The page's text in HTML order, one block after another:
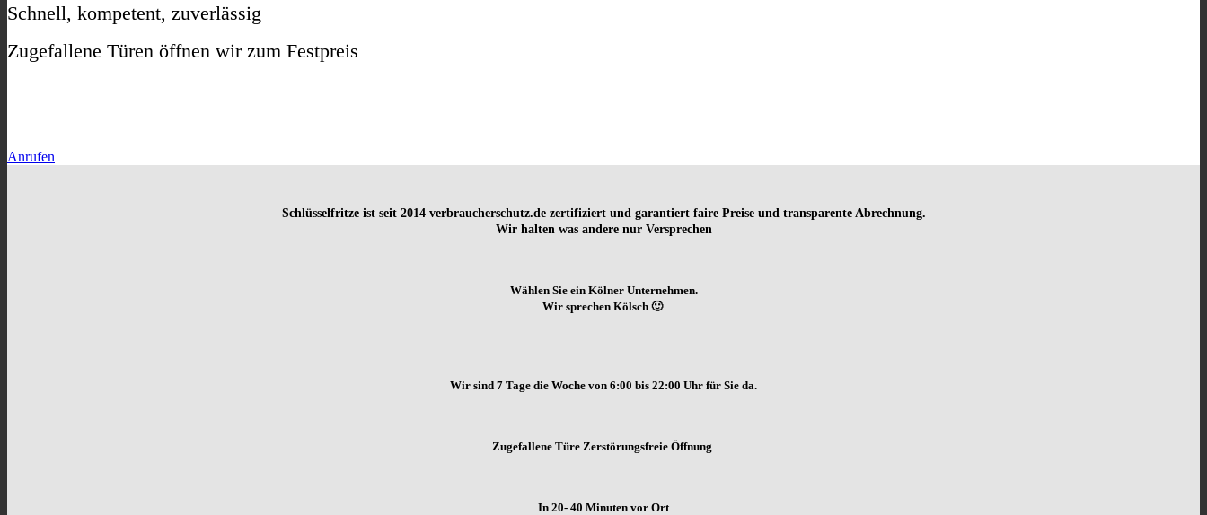
Schnell, kompetent, zuverlässig
Zugefallene Türen öffnen wir zum Festpreis
Anrufen
Schlüsselfritze ist seit 2014 verbraucherschutz.de zertifiziert und garantiert faire Preise und transparente Abrechnung.
Wir halten was andere nur Versprechen
Wählen Sie ein Kölner Unternehmen.
Wir sprechen Kölsch 🙂
Wir sind 7 Tage die Woche von 6:00 bis 22:00 Uhr für Sie da.
Zugefallene Türe Zerstörungsfreie Öffnung
In 20- 40 Minuten vor Ort